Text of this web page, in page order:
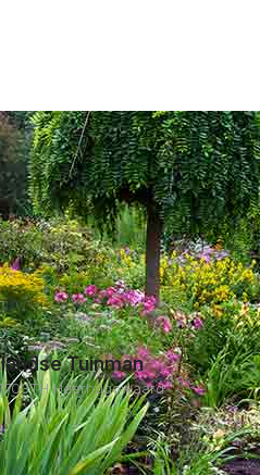
Tuinman
Heerhugowaard